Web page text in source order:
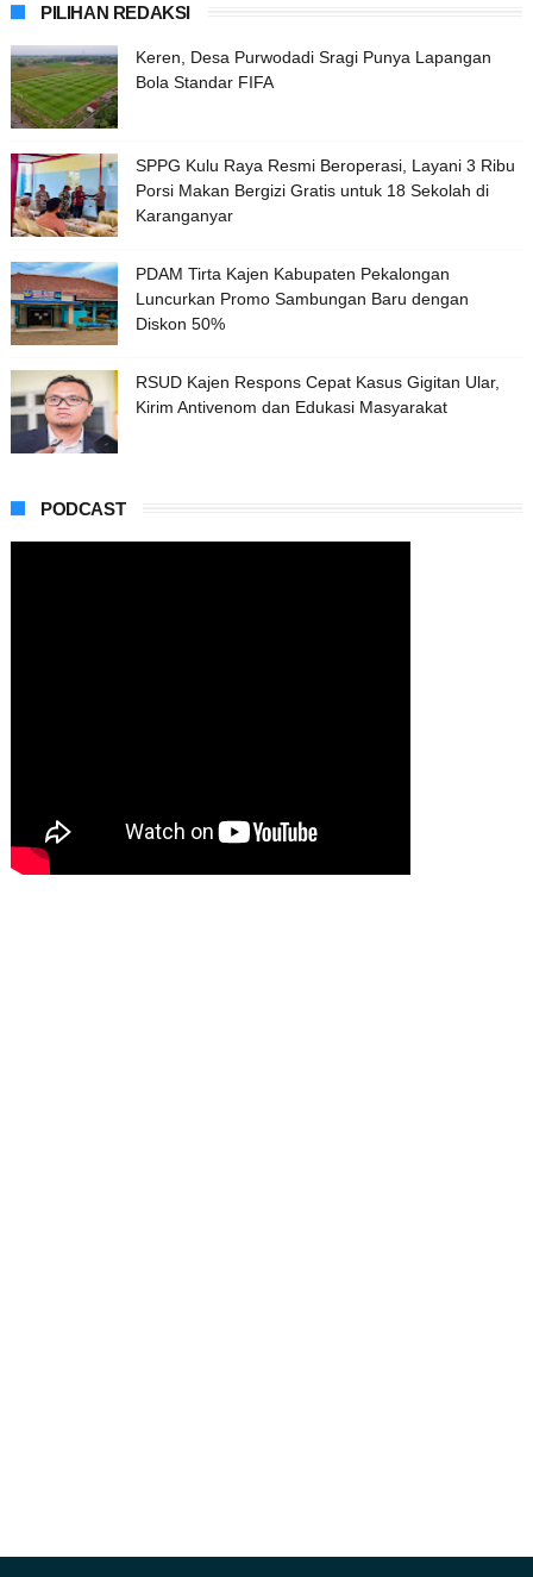
PILIHAN REDAKSI
Keren, Desa Purwodadi Sragi Punya Lapangan
Bola Standar FIFA
SPPG Kulu Raya Resmi Beroperasi, Layani 3 Ribu
Porsi Makan Bergizi Gratis untuk 18 Sekolah di
Karanganyar
PDAM Tirta Kajen Kabupaten Pekalongan
Luncurkan Promo Sambungan Baru dengan
Diskon 50%
RSUD Kajen Respons Cepat Kasus Gigitan Ular,
Kirim Antivenom dan Edukasi Masyarakat
PODCAST